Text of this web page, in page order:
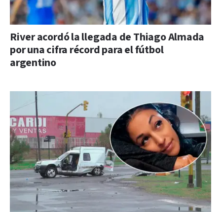
River acordó la llegada de Thiago Almada
por una cifra récord para el fútbol
argentino